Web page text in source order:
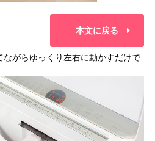
本文に戻る
がらゆっくり左右に動かすだけで